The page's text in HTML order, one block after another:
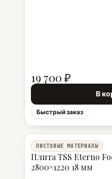
19 700 ₽
В
Быстрый заказ
ЛИСТОВЫЕ МАТЕРИАЛЫ
Плита TSS Eterno
2800×1220 18 мм